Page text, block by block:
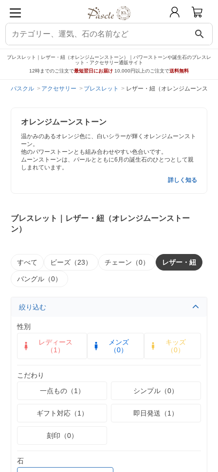
search
ブレスレット｜レザー・紐（オレンジムーンストーン）｜パワーストーンや誕生石のブレスレ
ット・アクセサリー通販サイト
12時までのご注文で最短翌日にお届け 10,000円以上のご注文で送料無料
パスクル アクセサリー ブレスレット レザー・紐（オレンジムーンスト
オレンジムーンストーン
温かみのあるオレンジ色に、白いシラーが輝くオレンジムーンスト
ーン。
他のパワーストーンとも組み合わせやすい色合いです。
ムーンストーンは、パールとともに6月の誕生石のひとつとして親
しまれています。
詳しく知る
ブレスレット｜レザー・紐（オレンジムーンストー
ン）
すべて ビーズ（23） チェーン（0） レザー・紐
バングル（0）
絞り込む
性別
レディース
（1）
メンズ
（0）
キッズ
（0）
こだわり
一点もの（1）
シンプル（0）
ギフト対応（1） 即日発送（1）
刻印（0）
石